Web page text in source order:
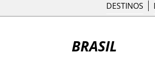
DESTINOS
BRASIL